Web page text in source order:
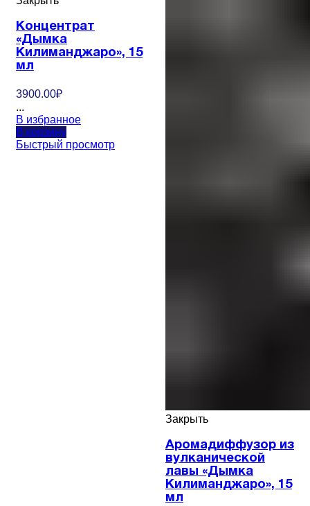
Концентрат
«Дымка
Килиманджаро», 15
мл
3900.00₽
...
В избранное
В корзину
Быстрый просмотр
Закрыть
Аромадиффузор из
вулканической
лавы «Дымка
Килиманджаро», 15
мл